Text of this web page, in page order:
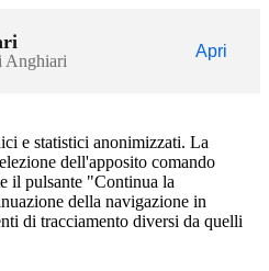
Anghiari
Apri
e statistici anonimizzati. La
dell'apposito comando
il pulsante "Continua la
della navigazione in
di tracciamento diversi da quelli